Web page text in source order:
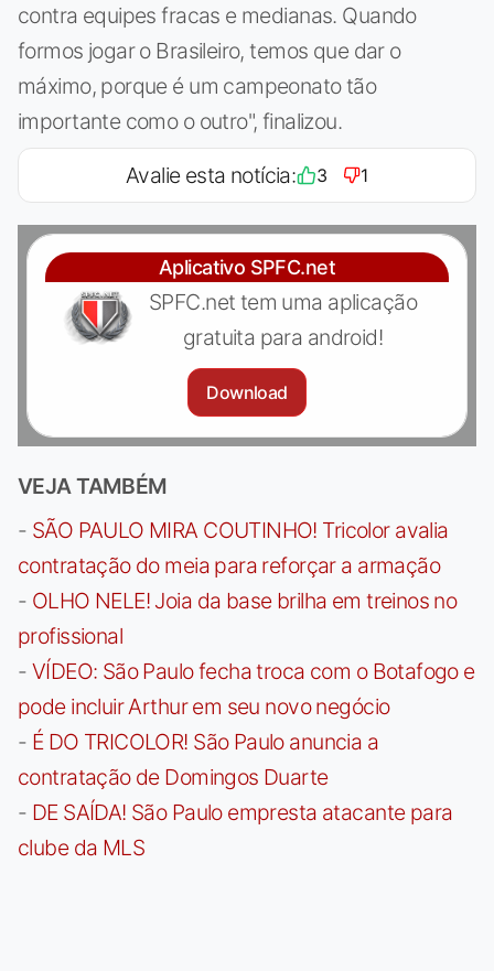
contra equipes fracas e medianas. Quando
formos jogar o Brasileiro, temos que dar o
máximo, porque é um campeonato tão
importante como o outro", finalizou.
Avalie esta notícia: 3 1
Aplicativo SPFC.net
SPFC.net tem uma aplicação
gratuita para android!
Download
VEJA TAMBÉM
- SÃO PAULO MIRA COUTINHO! Tricolor avalia
contratação do meia para reforçar a armação
- OLHO NELE! Joia da base brilha em treinos no
profissional
- VÍDEO: São Paulo fecha troca com o Botafogo e
pode incluir Arthur em seu novo negócio
- É DO TRICOLOR! São Paulo anuncia a
contratação de Domingos Duarte
- DE SAÍDA! São Paulo empresta atacante para
clube da MLS